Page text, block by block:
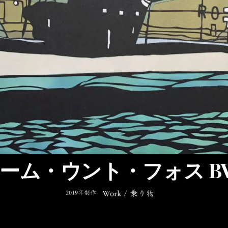
ム・ウント・フォス
2019年制作 Work / 乗り物